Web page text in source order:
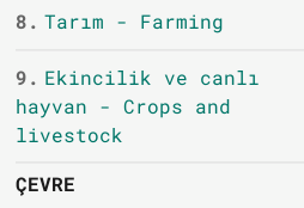
8. Tarım - Farming
9. Ekincilik ve canlı
hayvan - Crops and
livestock
ÇEVRE